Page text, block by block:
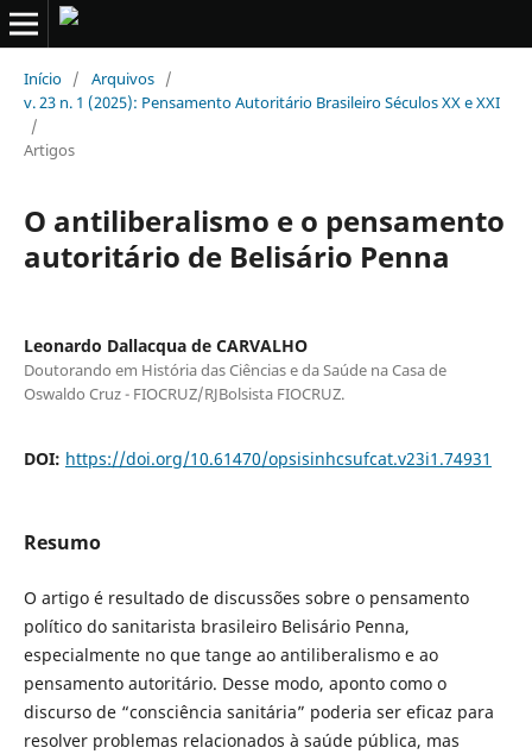
Início / Arquivos /
v. 23 n. 1 (2025): Pensamento Autoritário Brasileiro Séculos XX e XXI
/
Artigos
O antiliberalismo e o pensamento
autoritário de Belisário Penna
Leonardo Dallacqua de CARVALHO
Doutorando em História das Ciências e da Saúde na Casa de
Oswaldo Cruz - FIOCRUZ/RJBolsista FIOCRUZ.
DOI: https://doi.org/10.61470/opsisinhcsufcat.v23i1.74931
Resumo
O artigo é resultado de discussões sobre o pensamento
político do sanitarista brasileiro Belisário Penna,
especialmente no que tange ao antiliberalismo e ao
pensamento autoritário. Desse modo, aponto como o
discurso de “consciência sanitária” poderia ser eficaz para
resolver problemas relacionados à saúde pública, mas